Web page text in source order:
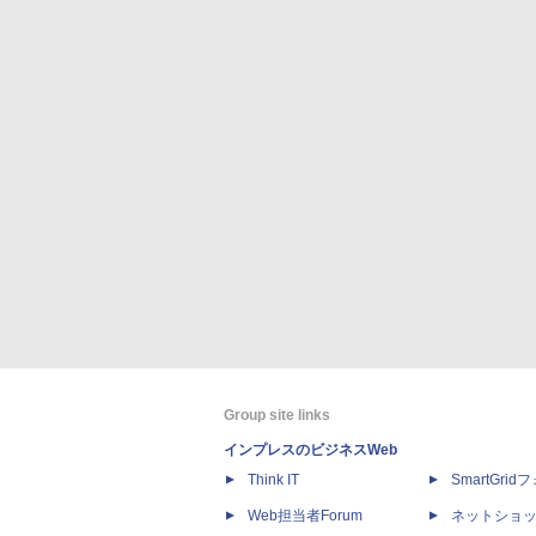
Group site links
インプレスのビジネスWeb
Think IT
Web担当者Forum
SmartGridフ
ネットショ